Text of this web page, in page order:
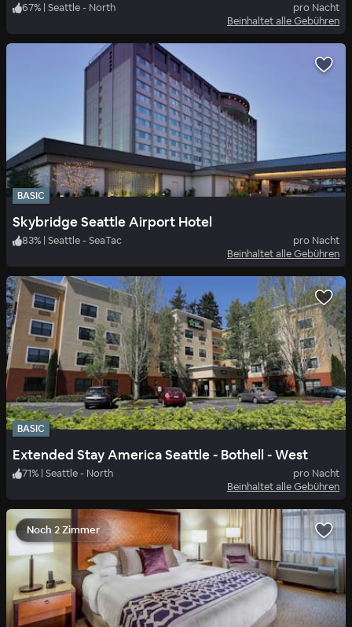
67% | Seattle - North
pro Nacht
Beinhaltet alle Gebühren
BASIC
Skybridge Seattle Airport Hotel
83% | Seattle - SeaTac
pro Nacht
Beinhaltet alle Gebühren
BASIC
Extended Stay America Seattle - Bothell - West
71% | Seattle - North
pro Nacht
Beinhaltet alle Gebühren
Noch 2 Zimmer